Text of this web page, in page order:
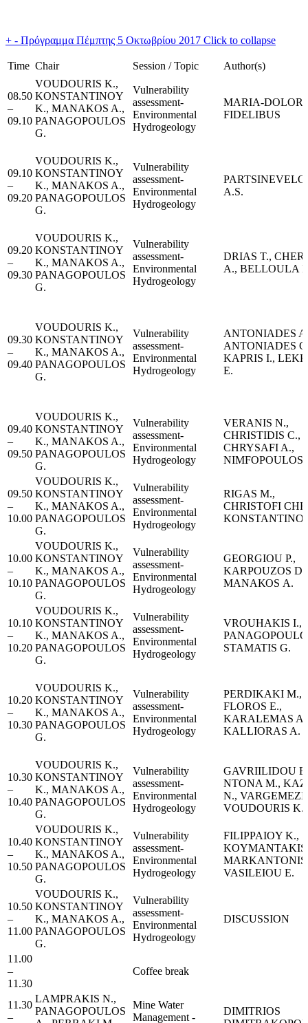
+ - Πρόγραμμα Πέμπτης 5 Οκτωβρίου 2017 Click to collapse
Time Chair Session / Topic Author(s)
08.50
–
09.10
VOUDOURIS K.,
KONSTANTINOY
K., MANAKOS A.,
PANAGOPOULOS
G.
Vulnerability
assessment-
Environmental
Hydrogeology
MARIA-
FIDELIBUS
09.10
–
09.20
VOUDOURIS K.,
KONSTANTINOY
K., MANAKOS A.,
PANAGOPOULOS
G.
Vulnerability
assessment-
Environmental
Hydrogeology
A.S.
09.20
–
09.30
VOUDOURIS K.,
KONSTANTINOY
K., MANAKOS A.,
PANAGOPOULOS
G.
Vulnerability
assessment-
Environmental
Hydrogeology
DRIAS T.,
A., BELLOULA
09.30
–
09.40
VOUDOURIS K.,
KONSTANTINOY
K., MANAKOS A.,
PANAGOPOULOS
G.
Vulnerability
assessment-
Environmental
Hydrogeology
ANTONIADES
ANTONIADES
KAPRIS I.,
E.
09.40
–
09.50
VOUDOURIS K.,
KONSTANTINOY
K., MANAKOS A.,
PANAGOPOULOS
G.
Vulnerability
assessment-
Environmental
Hydrogeology
VERANIS N.,
CHRISTIDIS C.,
CHRYSAFI A.,
NIMFOPOULOS
09.50
–
10.00
VOUDOURIS K.,
KONSTANTINOY
K., MANAKOS A.,
PANAGOPOULOS
G.
Vulnerability
assessment-
Environmental
Hydrogeology
RIGAS M.,
CHRISTOFI
10.00
–
10.10
VOUDOURIS K.,
KONSTANTINOY
K., MANAKOS A.,
PANAGOPOULOS
G.
Vulnerability
assessment-
Environmental
Hydrogeology
GEORGIOU P.,
ΚARPOUZOS D.,
ΜΑΝΑΚΟS Α.
10.10
–
10.20
VOUDOURIS K.,
KONSTANTINOY
K., MANAKOS A.,
PANAGOPOULOS
G.
Vulnerability
assessment-
Environmental
Hydrogeology
VROUHAKIS I.,
STAMATIS G.
10.20
–
10.30
VOUDOURIS K.,
KONSTANTINOY
K., MANAKOS A.,
PANAGOPOULOS
G.
Vulnerability
assessment-
Environmental
Hydrogeology
PERDIKAKI M.,
FLOROS E.,
KARALEMAS
KALLIORAS A.
10.30
–
10.40
VOUDOURIS K.,
KONSTANTINOY
K., MANAKOS A.,
PANAGOPOULOS
G.
Vulnerability
assessment-
Environmental
Hydrogeology
GAVRIILIDOU
NTONA M.,
N.,
VOUDOURIS K.
10.40
–
10.50
VOUDOURIS K.,
KONSTANTINOY
K., MANAKOS A.,
PANAGOPOULOS
G.
Vulnerability
assessment-
Environmental
Hydrogeology
FILIPPAIOY K.,
KOYMANTAKIS
VASILEIOU E.
10.50
–
11.00
VOUDOURIS K.,
KONSTANTINOY
K., MANAKOS A.,
PANAGOPOULOS
G.
Vulnerability
assessment-
Environmental
Hydrogeology
DISCUSSION
11.00
–
11.30
Coffee break
11.30
–
LAMPRAKIS N.,
PANAGOPOULOS
Μine Water
Management -
DIMITRIOS